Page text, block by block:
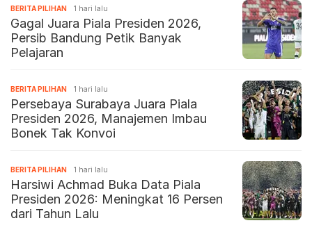
BERITA PILIHAN 1 hari lalu
Gagal Juara Piala Presiden 2026,
Persib Bandung Petik Banyak
Pelajaran
BERITA PILIHAN 1 hari lalu
Persebaya Surabaya Juara Piala
Presiden 2026, Manajemen Imbau
Bonek Tak Konvoi
BERITA PILIHAN 1 hari lalu
Harsiwi Achmad Buka Data Piala
Presiden 2026: Meningkat 16 Persen
dari Tahun Lalu